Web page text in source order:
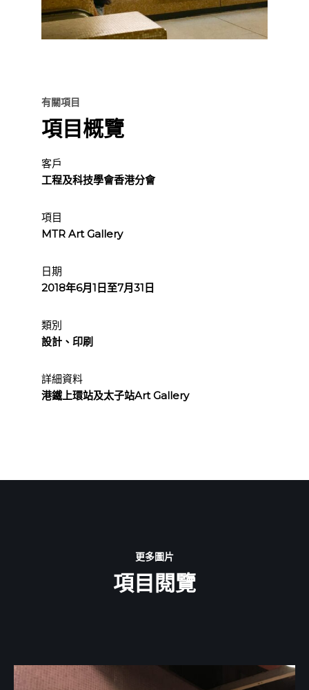
有關項目
項目概覽
客戶
工程及科技學會香港分會
項目
MTR Art Gallery
日期
2018年6月1日至7月31日
類別
設計、印刷
詳細資料
港鐵上環站及太子站Art Gallery
更多圖片
項目閱覽